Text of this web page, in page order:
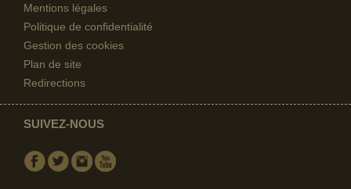
Mentions légales
Politique de confidentialité
Gestion des cookies
Plan de site
Redirections
SUIVEZ-NOUS
Facebook
TwitterInstagram